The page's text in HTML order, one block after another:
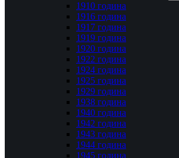
1910 година
1916 година
1917 година
1919 година
1920 година
1922 година
1924 година
1925 година
1929 година
1938 година
1940 година
1942 година
1943 година
1944 година
1945 година